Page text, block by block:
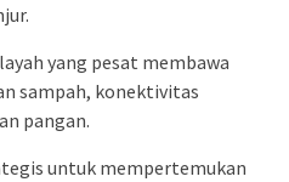
yang pesat membawa
sampah, konektivitas
pangan.
untuk mempertemukan